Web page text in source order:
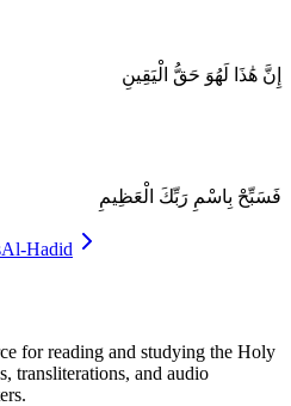
إِنَّ هَٰذَا لَهُوَ حَقُّ الْيَقِينِ
فَسَبِّحْ بِاسْمِ رَبِّكَ الْعَظِيمِ
Al-Hadid
for reading and studying the Holy
transliterations, and audio